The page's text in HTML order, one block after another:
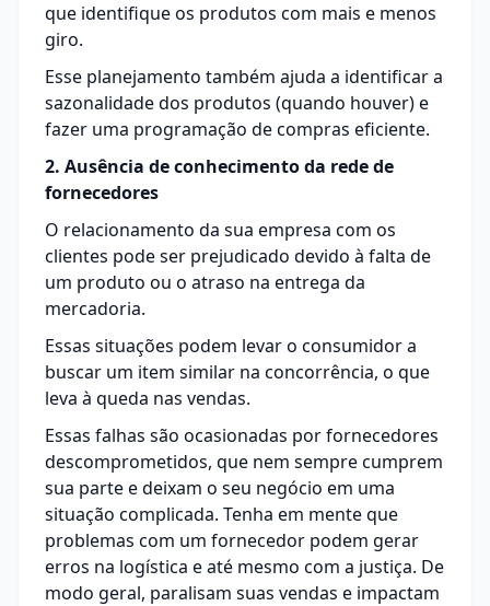
que identifique os produtos com mais e menos
giro.
Esse planejamento também ajuda a identificar a
sazonalidade dos produtos (quando houver) e
fazer uma programação de compras eficiente.
2. Ausência de conhecimento da rede de
fornecedores
O relacionamento da sua empresa com os
clientes pode ser prejudicado devido à falta de
um produto ou o atraso na entrega da
mercadoria.
Essas situações podem levar o consumidor a
buscar um item similar na concorrência, o que
leva à queda nas vendas.
Essas falhas são ocasionadas por fornecedores
descomprometidos, que nem sempre cumprem
sua parte e deixam o seu negócio em uma
situação complicada. Tenha em mente que
problemas com um fornecedor podem gerar
erros na logística e até mesmo com a justiça. De
modo geral, paralisam suas vendas e impactam